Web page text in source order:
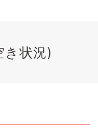
き状況)